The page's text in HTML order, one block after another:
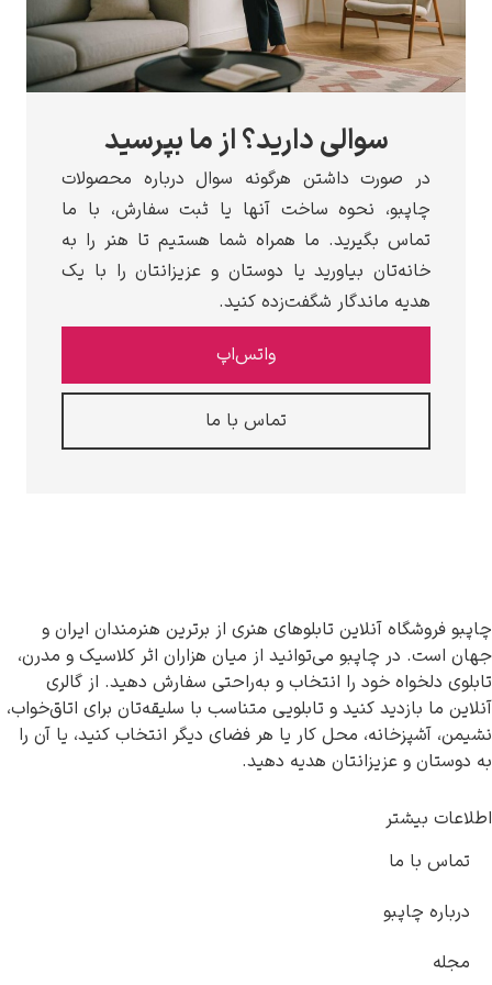
دارید؟ از ما بپرسید
هرگونه سوال درباره محصولات
ساخت آنها یا ثبت سفارش، با ما
ما همراه شما هستیم تا هنر را به
یا دوستان و عزیزانتان را با یک
شگفت‌زده کنید.
تابلوهای هنری از برترین هنرمندان ایران و
می‌توانید از میان هزاران اثر کلاسیک و مدرن،
را انتخاب و به‌راحتی سفارش دهید. از گالری
و تابلویی متناسب با سلیقه‌تان برای اتاق‌خواب،
محل کار یا هر فضای دیگر انتخاب کنید، یا آن را
هدیه دهید.